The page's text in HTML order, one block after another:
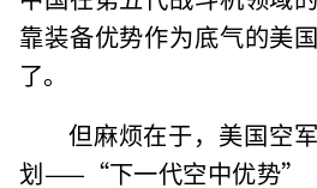
靠装备优势作为底气的美
了。
但麻烦在于，美国空
划——“下一代空中优势”